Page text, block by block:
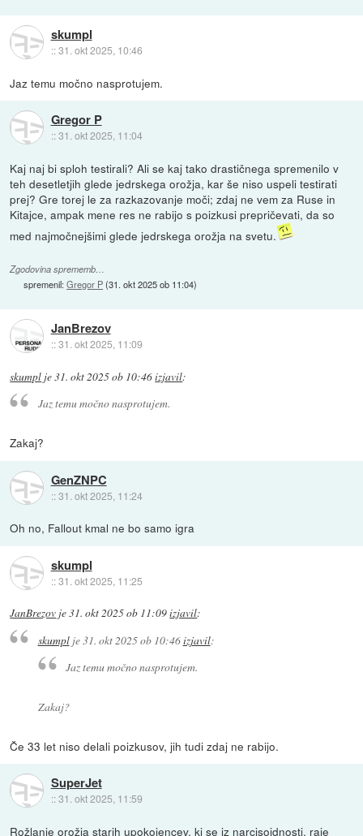
skumpl
::31. okt 2025, 10:46
Jaz temu močno nasprotujem.
Gregor P
::31. okt 2025, 11:04
Kaj naj bi sploh testirali? Ali se kaj tako drastičnega spremenilo v
teh desetletjih glede jedrskega orožja, kar še niso uspeli testirati
prej? Gre torej le za razkazovanje moči; zdaj ne vem za Ruse in
Kitajce, ampak mene res ne rabijo s poizkusi prepričevati, da so
med najmočnejšimi glede jedrskega orožja na svetu.
Zgodovina sprememb…
spremenil:Gregor P(31. okt 2025 ob 11:04)
JanBrezov
::31. okt 2025, 11:09
skumpl je31. okt 2025 ob 10:46izjavil:
Jaz temu močno nasprotujem.
Zakaj?
GenZNPC
::31. okt 2025, 11:24
Oh no, Fallout kmal ne bo samo igra
skumpl
::31. okt 2025, 11:25
JanBrezov je31. okt 2025 ob 11:09izjavil:
skumplje31. okt 2025 ob 10:46izjavil:
Jaz temu močno nasprotujem.
Zakaj?
Če 33 let niso delali poizkusov, jih tudi zdaj ne rabijo.
SuperJet
::31. okt 2025, 11:59
Rožlanje orožja starih upokojencev, ki se iz narcisoidnosti, raje